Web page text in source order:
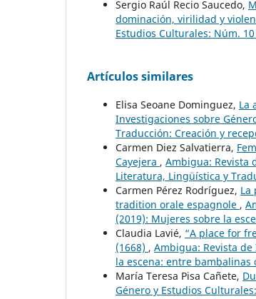
Sergio Raúl Recio Saucedo,
dominación, virilidad y
Estudios Culturales: Núm.
Artículos similares
Elisa Seoane Dominguez, La
Investigaciones sobre
Traducción: Creación y
Carmen Diez Salvatierra,
Cayejera , Ambigua: Revista
Literatura, Lingüística y
Carmen Pérez Rodríguez, La
tradition orale espagnole ,
(2019): Mujeres sobre la
Claudia Lavié, “A place for
(1668) , Ambigua: Revista
la escena: entre
María Teresa Pisa Cañete,
Género y Estudios